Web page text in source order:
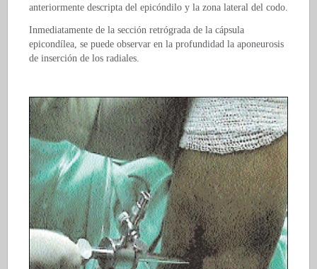
anteriormente descripta del epicóndilo y la zona lateral del codo.
Inmediatamente de la sección retrógrada de la cápsula
epicondílea, se puede observar en la profundidad la aponeurosis
de inserción de los radiales.